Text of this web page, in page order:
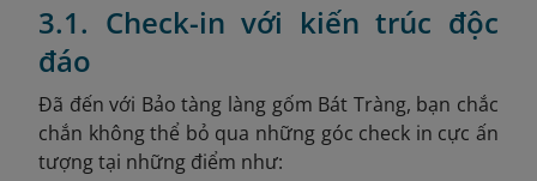
3.1. Check-in với kiến trúc độc
đáo
Đã đến với Bảo tàng làng gốm Bát Tràng, bạn chắc
chắn không thể bỏ qua những góc check in cực ấn
tượng tại những điểm như: